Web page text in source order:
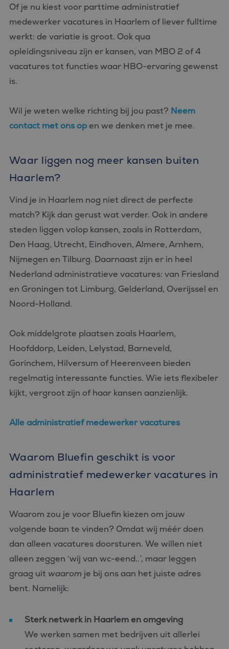
Of je nu kiest voor parttime administratief
medewerker vacatures in Haarlem of liever fulltime
werkt: de variatie is groot. Ook qua
opleidingsniveau zijn er kansen, van MBO 2 of 4
vacatures tot functies waar HBO-ervaring gewenst
is.
Wil je weten welke richting bij jou past? Neem
contact met ons open we denken met je mee.
Waar liggen nog meer kansen buiten
Haarlem?
Vind je in Haarlem nog niet direct de perfecte
match? Kijk dan gerust wat verder. Ook in andere
steden liggen volop kansen, zoals in Rotterdam,
Den Haag, Utrecht, Eindhoven, Almere, Arnhem,
Nijmegen en Tilburg. Daarnaast zijn er in heel
Nederland administratieve vacatures: van Friesland
en Groningen tot Limburg, Gelderland, Overijssel en
Noord-Holland.
Ook middelgrote plaatsen zoals Haarlem,
Hoofddorp, Leiden, Lelystad, Barneveld,
Gorinchem, Hilversum of Heerenveen bieden
regelmatig interessante functies. Wie iets flexibeler
kijkt, vergroot zijn of haar kansen aanzienlijk.
Alle administratief medewerker vacatures
Waarom Bluefin geschikt is voor
administratief medewerker vacatures in
Haarlem
Waarom zou je voor Bluefin kiezen om jouw
volgende baan te vinden? Omdat wij méér doen
dan alleen vacatures doorsturen. We willen niet
alleen zeggen ‘wij van wc-eend..’, maar leggen
graag uit waarom je bij ons aan het juiste adres
bent. Namelijk:
Sterk netwerk in Haarlem en omgeving
We werken samen met bedrijven uit allerlei